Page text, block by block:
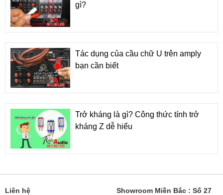
gì?
Tác dụng của cầu chữ U trên amply
bạn cần biết
Trở kháng là gì? Công thức tính trở
kháng Z dễ hiểu
Liên hệ
Showroom Miền Bắc : Số 27